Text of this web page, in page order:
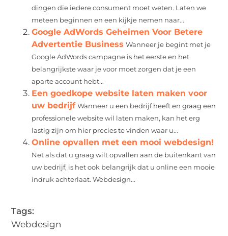
dingen die iedere consument moet weten. Laten we
meteen beginnen en een kijkje nemen naar...
Google AdWords Geheimen Voor Betere
Advertentie Business Wanneer je begint met je
Google AdWords campagne is het eerste en het
belangrijkste waar je voor moet zorgen dat je een
aparte account hebt...
Een goedkope website laten maken voor
uw bedrijf Wanneer u een bedrijf heeft en graag een
professionele website wil laten maken, kan het erg
lastig zijn om hier precies te vinden waar u...
Online opvallen met een mooi webdesign!
Net als dat u graag wilt opvallen aan de buitenkant van
uw bedrijf, is het ook belangrijk dat u online een mooie
indruk achterlaat. Webdesign...
Tags:
Webdesign